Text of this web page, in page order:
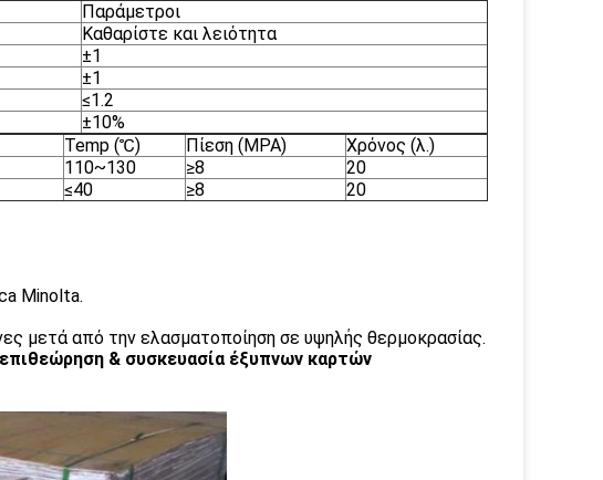
Παράμετροι
Καθαρίστε και λειότητα
±1
±1
≤1.2
±10%
Temp (℃) Πίεση (MPA)
Χρόνος (λ.)
110~130 ≥8
20
≤40 ≥8
20
Minolta.
μετά από την ελασματοποίηση σε υψηλής θερμοκρασίας.
& συσκευασία έξυπνων καρτών